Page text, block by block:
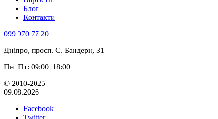
Блог
Контакти
099 970 77 20
Дніпро, просп. С. Бандери, 31
Пн–Пт: 09:00–18:00
© 2010-2025
09.08.2026
Facebook
Twitter